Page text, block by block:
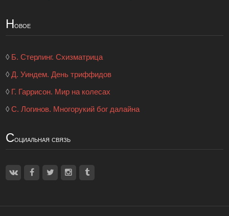
Новое
◊ Б. Стерлинг. Схизматрица
◊Д. Уиндем. День триффидов
◊ Г. Гаррисон. Мир на колесах
◊С. Логинов. Многорукий бог далайна
Социальная связь